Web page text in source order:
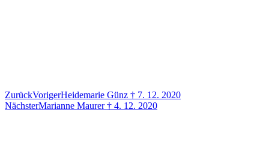
ZurückVorigerHeidemarie Günz † 7. 12. 2020
NächsterMarianne Maurer † 4. 12. 2020